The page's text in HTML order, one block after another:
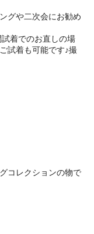
グや二次会にお勧め
着でのお直しの場
試着も可能です♪撮
コレクションの物で